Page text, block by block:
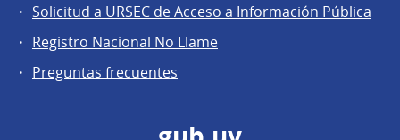
Solicitud a URSEC de Acceso a Información Pública
Registro Nacional No Llame
Preguntas frecuentes